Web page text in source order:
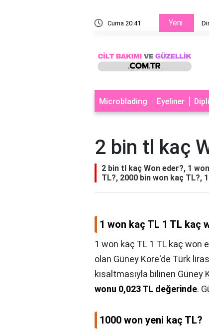
Cuma 20:41 Yeni
Microblading Eyeliner
2 bin tl kaç
2 bin tl kaç Won eder?, 1
TL?, 2000 bin won kaç TL?,
1 won kaç TL 1 TL kaç
1 won kaç TL 1 TL kaç won
olan Güney Kore'de Türk
kısaltmasıyla bilinen Güney
wonu 0,023 TL değerinde.
1000 won yeni kaç TL?